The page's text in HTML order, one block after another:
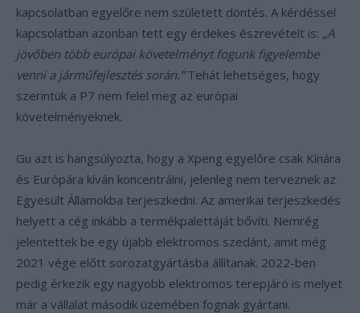
kapcsolatban egyelőre nem született döntés. A kérdéssel
kapcsolatban azonban tett egy érdekes észrevételt is: „A
jövőben több európai követelményt fogunk figyelembe
venni a járműfejlesztés során.”Tehát lehetséges, hogy
szerintük a P7 nem felel meg az európai
követelményeknek.
Gu azt is hangsúlyozta, hogy a Xpeng egyelőre csak Kínára
és Európára kíván koncentrálni, jelenleg nem terveznek az
Egyesült Államokba terjeszkedni. Az amerikai terjeszkedés
helyett a cég inkább a termékpalettáját bővíti. Nemrég
jelentettek be egy újabb elektromos szedánt, amit még
2021 vége előtt sorozatgyártásba állítanak. 2022-ben
pedig érkezik egy nagyobb elektromos terepjáró is melyet
már a vállalat második üzemében fognak gyártani.